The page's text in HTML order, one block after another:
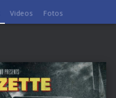
Videos Fotos